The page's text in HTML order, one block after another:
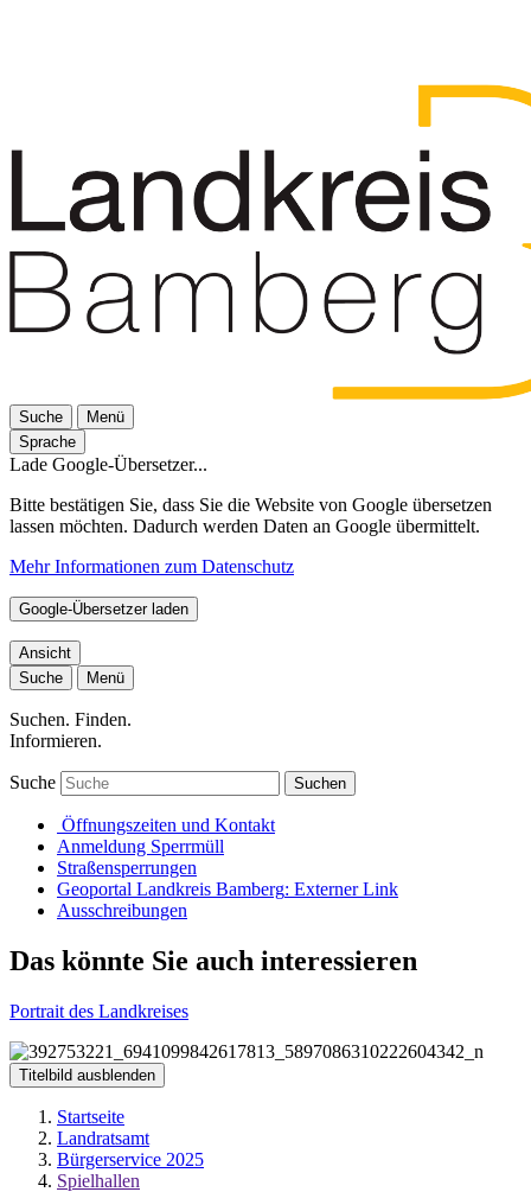
Suche
Menü
Sprache
Lade Google-Übersetzer...
Bitte bestätigen Sie, dass Sie die Website von Google übersetzen
lassen möchten. Dadurch werden Daten an Google übermittelt.
Mehr Informationen zum Datenschutz
Google-Übersetzer laden
Ansicht
Suche
Menü
Suchen. Finden.
Informieren.
Suche Suchen
Öffnungszeiten und Kontakt
Anmeldung Sperrmüll
Straßensperrungen
Geoportal Landkreis Bamberg: Externer Link
Ausschreibungen
Das könnte Sie auch interessieren
Portrait des Landkreises
Titelbild ausblenden
Startseite
Landratsamt
Bürgerservice 2025
Spielhallen